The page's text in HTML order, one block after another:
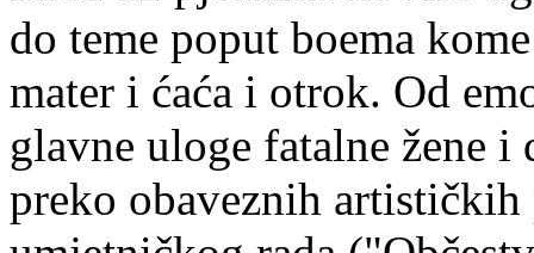
do teme poput boema
mater i ćaća i otrok. Od
glavne uloge fatalne žene
preko obaveznih